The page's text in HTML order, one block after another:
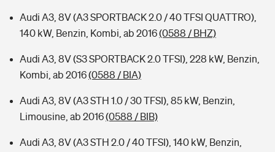
Audi A3, 8V (A3 SPORTBACK 2.0 / 40 TFSI QUATTRO),
140 kW, Benzin, Kombi, ab 2016(0588 / BHZ)
Audi A3, 8V (S3 SPORTBACK 2.0 TFSI), 228 kW, Benzin,
Kombi, ab 2016(0588 / BIA)
Audi A3, 8V (A3 STH 1.0 / 30 TFSI), 85 kW, Benzin,
Limousine, ab 2016(0588 / BIB)
Audi A3, 8V (A3 STH 2.0 / 40 TFSI), 140 kW, Benzin,